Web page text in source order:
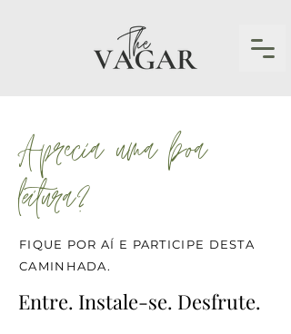
Aprecia uma boa
leitura?
FIQUE POR AÍ E PARTICIPE DESTA
CAMINHADA.
Entre. Instale-se. Desfrute.